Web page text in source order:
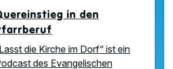
in den
„Lasst die Kirche im Dorf“ ist ein
des Evangelischen